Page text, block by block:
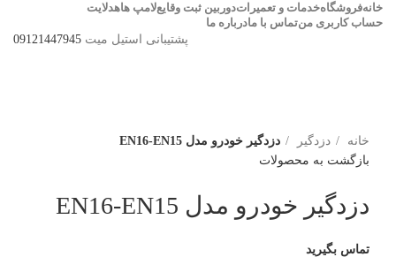
خانهفروشگاهخدمات و تعمیراتدوربین ثبت وقایعلامپ هاهدلایت
حساب کاربری منتماس با مادرباره ما
پشتیبانی استیل میت 09121447945
خانه
دزدگیر
دزدگیر خودرو مدل EN16-EN15
بازگشت به محصولات
دزدگیر خودرو مدل EN16-EN15
تماس بگیرید